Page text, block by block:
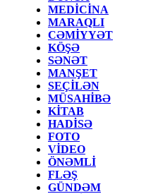
MEDİCİNA
MARAQLI
CƏMİYYƏT
KÖŞƏ
SƏNƏT
MANŞET
SEÇİLƏN
MÜSAHİBƏ
KİTAB
HADİSƏ
FOTO
VİDEO
ÖNƏMLİ
FLƏŞ
GÜNDƏM